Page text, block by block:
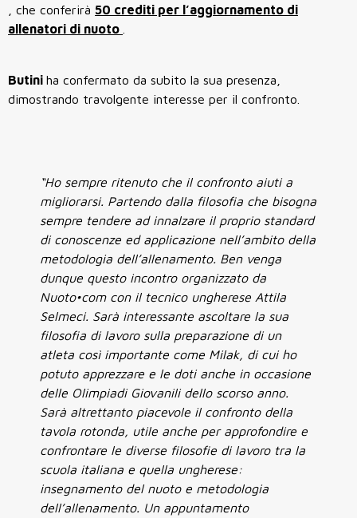
, che conferirà 50 crediti per l’aggiornamento di
allenatori di nuoto
Butini ha confermato da subito la sua presenza,
dimostrando travolgente interesse per il confronto.
“Ho sempre ritenuto che il confronto aiuti a
migliorarsi. Partendo dalla filosofia che bisogna
sempre tendere ad innalzare il proprio standard
di conoscenze ed applicazione nell’ambito della
metodologia dell’allenamento. Ben venga
dunque questo incontro organizzato da
Nuoto•com con il tecnico ungherese Attila
Selmeci. Sarà interessante ascoltare la sua
filosofia di lavoro sulla preparazione di un
atleta così importante come Milak, di cui ho
potuto apprezzare e le doti anche in occasione
delle Olimpiadi Giovanili dello scorso anno.
Sarà altrettanto piacevole il confronto della
tavola rotonda, utile anche per approfondire e
confrontare le diverse filosofie di lavoro tra la
scuola italiana e quella ungherese:
insegnamento del nuoto e metodologia
dell’allenamento. Un appuntamento